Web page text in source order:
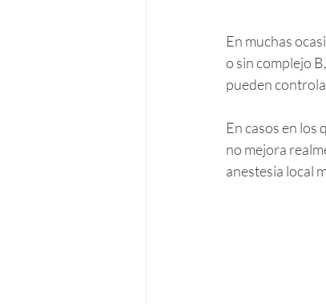
En muchas
o sin complejo
pueden
En casos en los
no mejora
anestesia local